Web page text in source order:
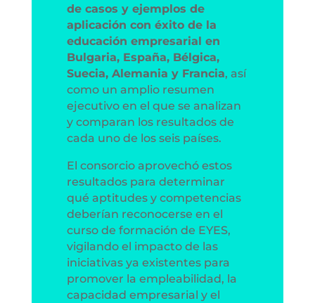
de casos y ejemplos de
aplicación con éxito de la
educación empresarial en
Bulgaria, España, Bélgica,
Suecia, Alemania y Francia, así
como un amplio resumen
ejecutivo en el que se analizan
y comparan los resultados de
cada uno de los seis países.
El consorcio aprovechó estos
resultados para determinar
qué aptitudes y competencias
deberían reconocerse en el
curso de formación de EYES,
vigilando el impacto de las
iniciativas ya existentes para
promover la empleabilidad, la
capacidad empresarial y el